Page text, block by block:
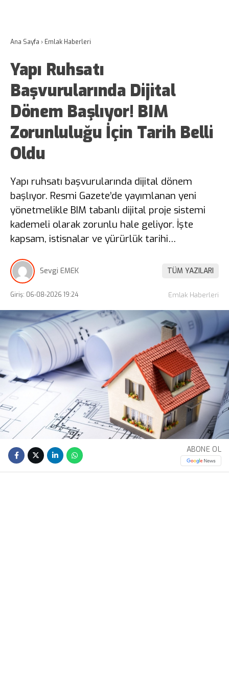
Ana Sayfa › Emlak Haberleri
Yapı Ruhsatı
Başvurularında Dijital
Dönem Başlıyor! BIM
Zorunluluğu İçin Tarih Belli
Oldu
Yapı ruhsatı başvurularında dijital dönem
başlıyor. Resmi Gazete’de yayımlanan yeni
yönetmelikle BIM tabanlı dijital proje sistemi
kademeli olarak zorunlu hale geliyor. İşte
kapsam, istisnalar ve yürürlük tarihi…
Sevgi EMEK TÜM YAZILARI
Giriş: 06-08-2026 19:24 Emlak Haberleri
ABONE OL